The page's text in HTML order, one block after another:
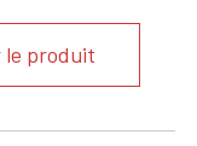
le produit